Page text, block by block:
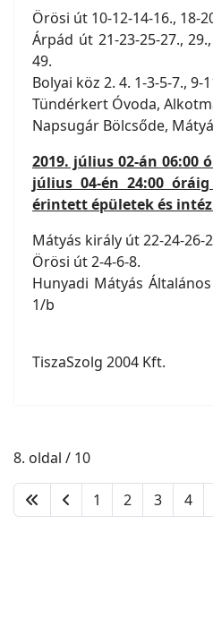
Örösi út 10-12-14-16., 18-
Árpád út 21-23-25-27.,
49.
Bolyai köz 2. 4. 1-3-5-7., 9-
Tündérkert Óvoda,
Napsugár Bölcsőde,
2019. július 02-án 06:00
július 04-én 24:00
érintett épületek és
Mátyás király út 22-24-26-
Örösi út 2-4-6-8.
Hunyadi Mátyás
1/b
TiszaSzolg 2004 Kft.
8. oldal / 10
1 2 3 4